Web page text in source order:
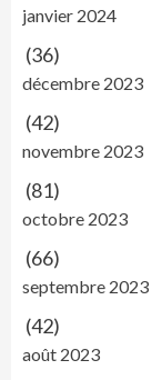
janvier 2024
(36)
décembre 2023
(42)
novembre 2023
(81)
octobre 2023
(66)
septembre 2023
(42)
août 2023